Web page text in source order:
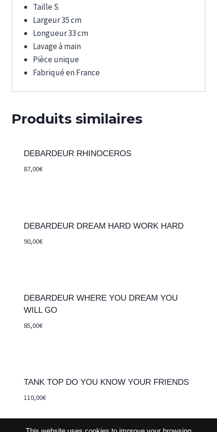
Taille S
Largeur 35 cm
Longueur 33 cm
Lavage à main
Pièce unique
Fabriqué en France
Produits similaires
DEBARDEUR RHINOCEROS
87,00€
DEBARDEUR DREAM HARD WORK HARD
90,00€
DEBARDEUR WHERE YOU DREAM YOU
WILL GO
85,00€
TANK TOP DO YOU KNOW YOUR FRIENDS
110,00€